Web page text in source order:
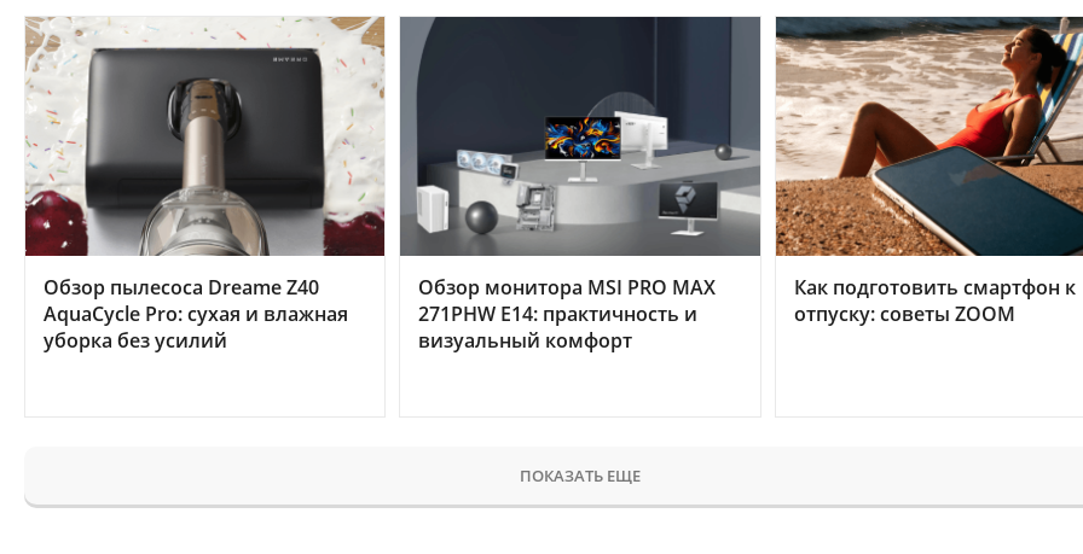
Обзор пылесоса Dreame Z40
AquaCycle Pro: сухая и влажная
уборка без усилий
Обзор монитора MSI PRO MAX
271PHW E14: практичность и
визуальный комфорт
Как подготовить смартфон к
отпуску: советы ZOOM
ПОКАЗАТЬ ЕЩЕ